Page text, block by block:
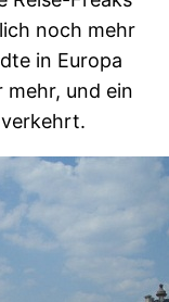
noch mehr
in Europa
und ein